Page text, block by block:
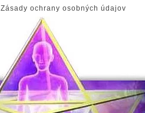
Zásady ochrany osobných údajov